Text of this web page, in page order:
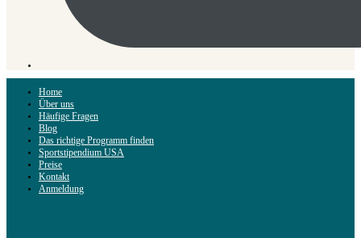
Home
Über uns
Häufige Fragen
Blog
Das richtige Programm finden
Sportstipendium USA
Preise
Kontakt
Anmeldung